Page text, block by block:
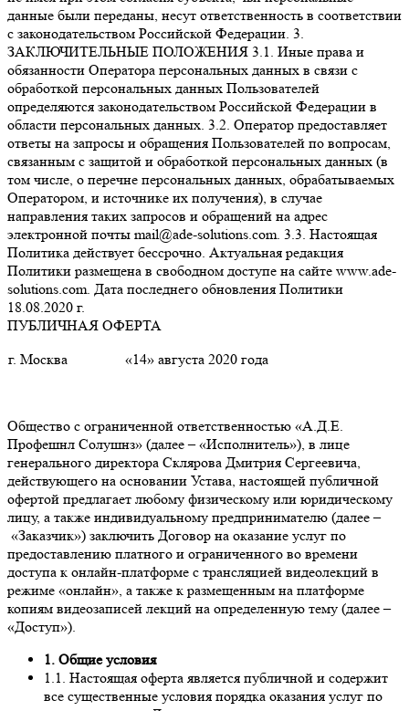
данные были переданы, несут ответственность в соответствии
с законодательством Российской Федерации. 3.
ЗАКЛЮЧИТЕЛЬНЫЕ ПОЛОЖЕНИЯ 3.1. Иные права и
обязанности Оператора персональных данных в связи с
обработкой персональных данных Пользователей
определяются законодательством Российской Федерации в
области персональных данных. 3.2. Оператор предоставляет
ответы на запросы и обращения Пользователей по вопросам,
связанным с защитой и обработкой персональных данных (в
том числе, о перечне персональных данных, обрабатываемых
Оператором, и источнике их получения), в случае
направления таких запросов и обращений на адрес
электронной почты mail@ade-solutions.com. 3.3. Настоящая
Политика действует бессрочно. Актуальная редакция
Политики размещена в свободном доступе на сайте www.ade-
solutions.com. Дата последнего обновления Политики
18.08.2020 г.
ПУБЛИЧНАЯ ОФЕРТА
г. Москва
«14» августа 2020 года
Общество с ограниченной ответственностью «А.Д.Е.
Профешнл Солушнз» (далее – «Исполнитель»), в лице
генерального директора Склярова Дмитрия Сергеевича,
действующего на основании Устава, настоящей публичной
офертой предлагает любому физическому или юридическому
лицу, а также индивидуальному предпринимателю (далее –
«Заказчик») заключить Договор на оказание услуг по
предоставлению платного и ограниченного во времени
доступа к онлайн-платформе с трансляцией видеолекций в
режиме «онлайн», а также к размещенным на платформе
копиям видеозаписей лекций на определенную тему (далее –
«Доступ»).
1. Общие условия
1.1. Настоящая оферта является публичной и содержит
все существенные условия порядка оказания услуг по